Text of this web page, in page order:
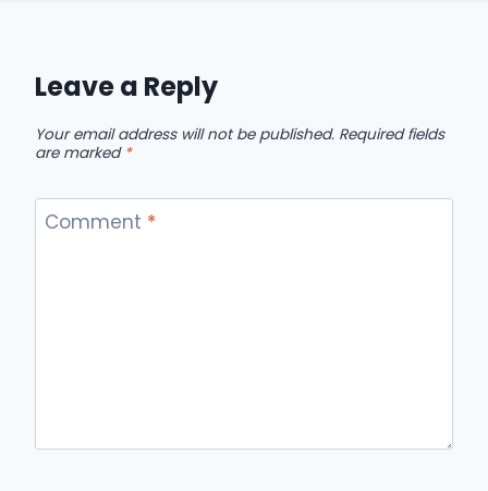
Leave a Reply
Your email address will not be published. Required fields
are marked *
Comment *